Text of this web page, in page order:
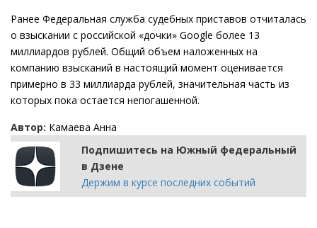
Ранее Федеральная служба судебных приставов отчиталась
о взыскании с российской «дочки» Google более 13
миллиардов рублей. Общий объем наложенных на
компанию взысканий в настоящий момент оценивается
примерно в 33 миллиарда рублей, значительная часть из
которых пока остается непогашенной.
Автор: Камаева Анна
Подпишитесь на Южный федеральный
в Дзене
Держим в курсе последних событий